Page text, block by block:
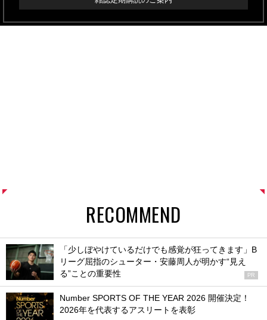
RECOMMEND
「少しぼやけているだけでも感覚が狂ってきます」B
リーグ屈指のシューター・安藤周人が明かす“見え
る”ことの重要性
PR
Number SPORTS OF THE YEAR 2026 開催決定！
2026年を代表するアスリートを表彰